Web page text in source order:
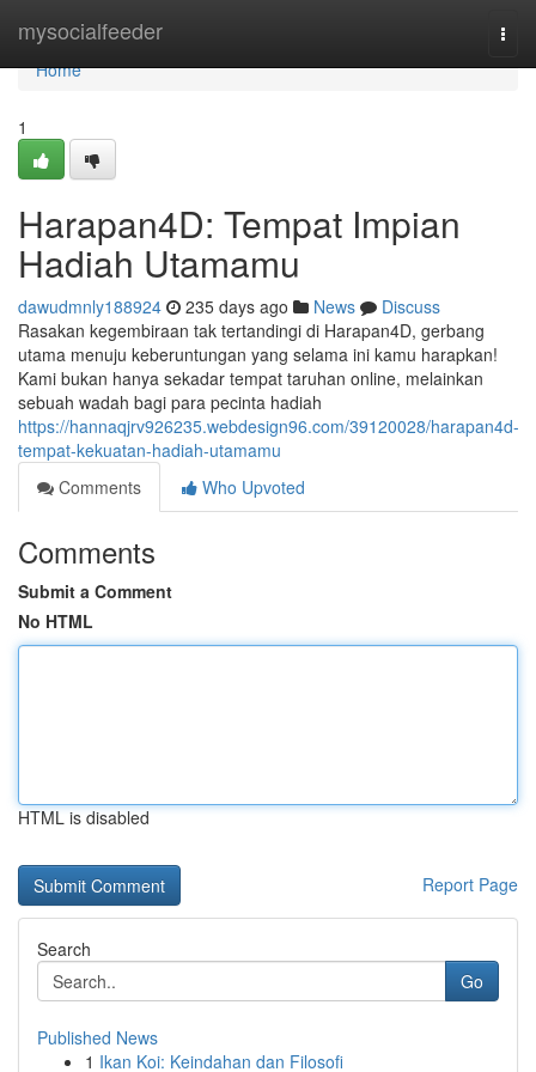
mysocialfeeder
Home
Home
1
Harapan4D: Tempat Impian
Hadiah Utamamu
dawudmnly188924 235 days ago News
Discuss
Rasakan kegembiraan tak tertandingi di Harapan4D, gerbang
utama menuju keberuntungan yang selama ini kamu harapkan!
Kami bukan hanya sekadar tempat taruhan online, melainkan
sebuah wadah bagi para pecinta hadiah
https://hannaqjrv926235.webdesign96.com/39120028/harapan4d-
tempat-kekuatan-hadiah-utamamu
Comments
Who Upvoted
Comments
Submit a Comment
No HTML
HTML is disabled
Report Page
Search
Go
Published News
1 Ikan Koi: Keindahan dan Filosofi